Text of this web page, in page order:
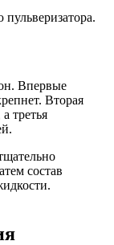
Впервые
Вторая
третья
состав